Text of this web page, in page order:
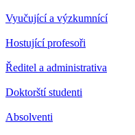
Vyučující a výzkumnící
Hostující profesoři
Ředitel a administrativa
Doktorští studenti
Absolventi